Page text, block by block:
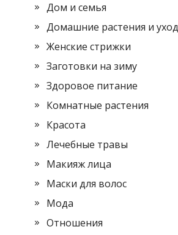
Дом и семья
Домашние растения и уход
Женские стрижки
Заготовки на зиму
Здоровое питание
Комнатные растения
Красота
Лечебные травы
Макияж лица
Маски для волос
Мода
Отношения